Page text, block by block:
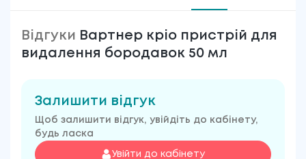
Відгуки Вартнер кріо пристрій для
видалення бородавок 50 мл
Залишити відгук
Щоб залишити відгук, увійдіть до кабінету,
будь ласка
Увійти до кабінету